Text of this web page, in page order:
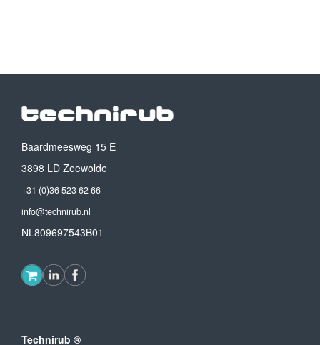
Baardmeesweg 15 E
3898 LD Zeewolde
+31 (0)36 523 62 66
info@technirub.nl
NL809697543B01
Technirub ®